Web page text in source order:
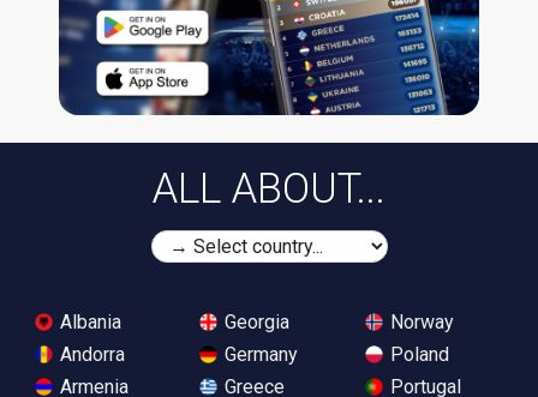
ALL ABOUT...
Albania
Andorra
Armenia
Georgia
Germany
Greece
Norway
Poland
Portugal